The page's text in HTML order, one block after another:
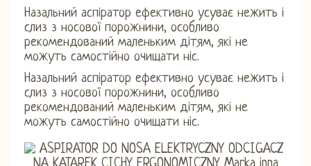
Назальний аспіратор ефективно усуває нежить і
слиз з носової порожнини, особливо
рекомендований маленьким дітям, які не
можуть самостійно очищати ніс.
Назальний аспіратор ефективно усуває нежить і
слиз з носової порожнини, особливо
рекомендований маленьким дітям, які не
можуть самостійно очищати ніс.